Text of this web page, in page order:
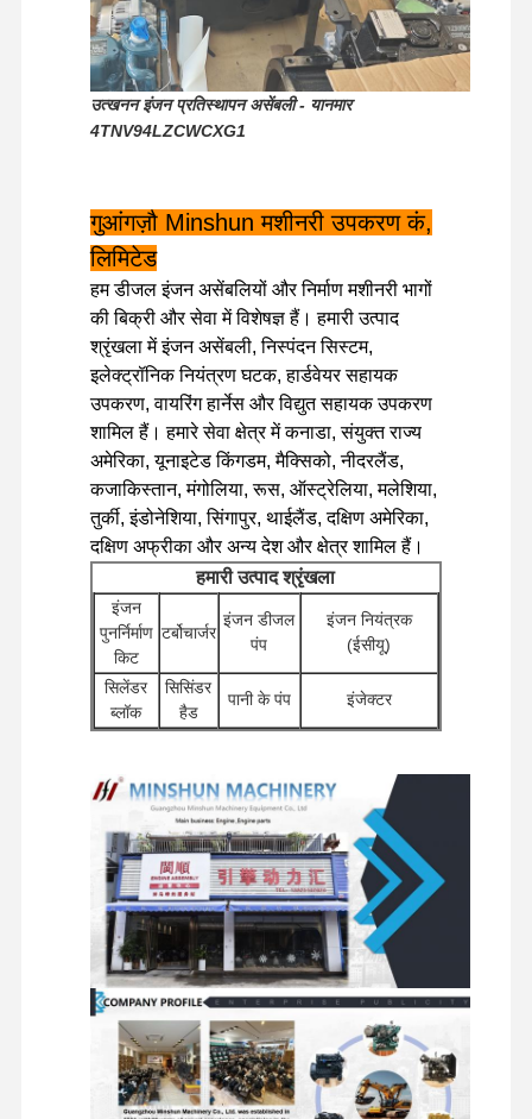
फ़ैक्टरी टूर गुणवत्ता नियंत्रण
मामले
पर्किन्स इंजन
यानमार इंजन
कुबोटा इंजन
इसुजु इंजन
कमिंस इंजन
मित्सुबिशी इंजन
खुदाई करने वाला इंजन
इंजन पुनर्निर्माण किट
इंजेक्शन पंप
टर्बोचार्जर असेंबली
अन्य इंजन पार्ट्स
इलेक्ट्रॉनिक नियंत्रण तंत्र
इंजन के विद्युत घटक
इंजन ईंधन प्रणाली
खुदाई करने वाले हाइड्रोलिक पार्ट्स
उत्खनन इंजन प्रतिस्थापन असेंबली - यानमार
4TNV94LZCWCXG1
गुआंगज़ौ Minshun मशीनरी उपकरण कं,
लिमिटेड
हम डीजल इंजन असेंबलियों और निर्माण मशीनरी भागों
की बिक्री और सेवा में विशेषज्ञ हैं। हमारी उत्पाद
श्रृंखला में इंजन असेंबली, निस्पंदन सिस्टम,
इलेक्ट्रॉनिक नियंत्रण घटक, हार्डवेयर सहायक
उपकरण, वायरिंग हार्नेस और विद्युत सहायक उपकरण
शामिल हैं। हमारे सेवा क्षेत्र में कनाडा, संयुक्त राज्य
अमेरिका, यूनाइटेड किंगडम, मैक्सिको, नीदरलैंड,
कजाकिस्तान, मंगोलिया, रूस, ऑस्ट्रेलिया, मलेशिया,
तुर्की, इंडोनेशिया, सिंगापुर, थाईलैंड, दक्षिण अमेरिका,
दक्षिण अफ्रीका और अन्य देश और क्षेत्र शामिल हैं।
हमारी उत्पाद श्रृंखला
इंजन
पुनर्निर्माण
किट
टर्बोचार्जर
इंजन डीजल
पंप
इंजन नियंत्रक
(ईसीयू)
सिलेंडर
ब्लॉक
सिसिंडर
हैड
पानी के पंप इंजेक्टर
मोटर्स
उपकरण
घटक
वितरक
वाल्व
यात्रा मोटर
असेंबलियाँ
चेसिस घटक और अन्य
सहायक उपकरण